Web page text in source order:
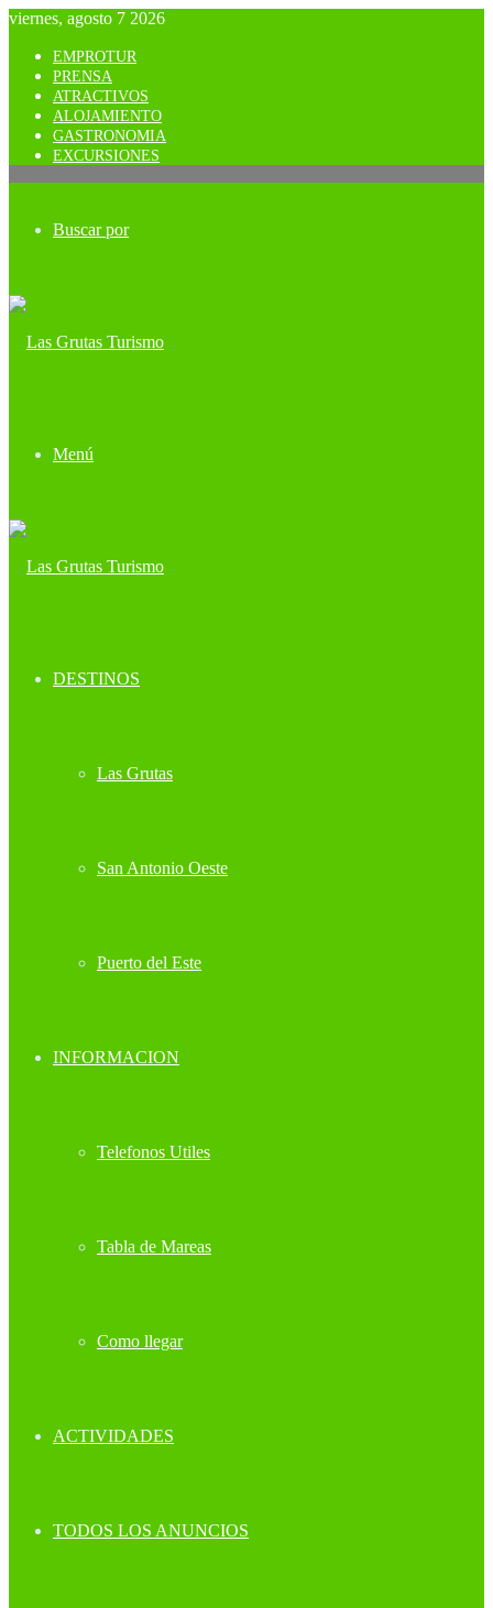
viernes, agosto 7 2026
EMPROTUR
PRENSA
ATRACTIVOS
ALOJAMIENTO
GASTRONOMIA
EXCURSIONES
Buscar por
Menú
DESTINOS
Las Grutas
San Antonio Oeste
Puerto del Este
INFORMACION
Telefonos Utiles
Tabla de Mareas
Como llegar
ACTIVIDADES
TODOS LOS ANUNCIOS